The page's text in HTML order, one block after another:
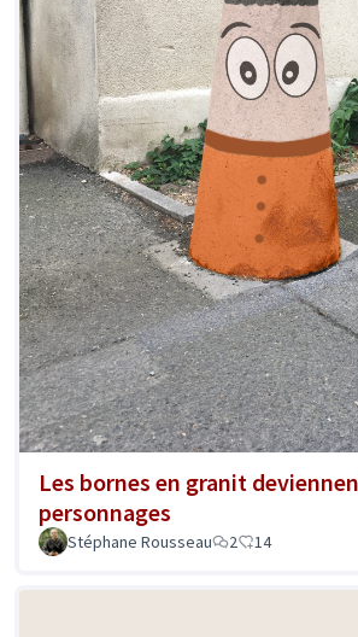
Les bornes en granit
personnages
Stéphane Rousseau 2 14